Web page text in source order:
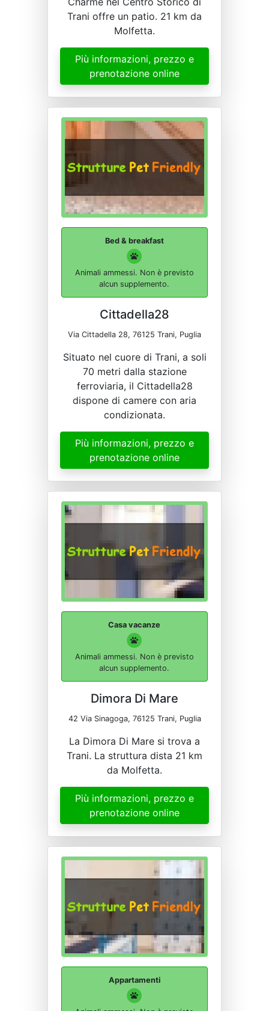
Trani offre un patio. 21 km da
Molfetta.
Più informazioni, prezzo e
prenotazione online
Bed & breakfast
Animali ammessi. Non è previsto
alcun supplemento.
Cittadella28
Via Cittadella 28, 76125 Trani, Puglia
Situato nel cuore di Trani, a soli
70 metri dalla stazione
ferroviaria, il Cittadella28
dispone di camere con aria
condizionata.
Più informazioni, prezzo e
prenotazione online
Casa vacanze
Animali ammessi. Non è previsto
alcun supplemento.
Dimora Di Mare
42 Via Sinagoga, 76125 Trani, Puglia
La Dimora Di Mare si trova a
Trani. La struttura dista 21 km
da Molfetta.
Più informazioni, prezzo e
prenotazione online
Appartamenti